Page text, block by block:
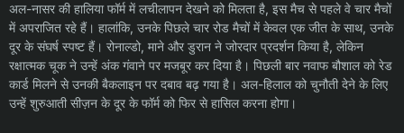
अल-नासर की हालिया फॉर्म में लचीलापन देखने को मिलता है, इस मैच से पहले वे चार मैचों
में अपराजित रहे हैं। हालांकि, उनके पिछले चार रोड मैचों में केवल एक जीत के साथ, उनके
दूर के संघर्ष स्पष्ट हैं। रोनाल्डो, माने और डुरान ने जोरदार प्रदर्शन किया है, लेकिन
रक्षात्मक चूक ने उन्हें अंक गंवाने पर मजबूर कर दिया है। पिछली बार नवाफ बौशाल को रेड
कार्ड मिलने से उनकी बैकलाइन पर दबाव बढ़ गया है। अल-हिलाल को चुनौती देने के लिए
उन्हें शुरुआती सीज़न के दूर के फॉर्म को फिर से हासिल करना होगा।